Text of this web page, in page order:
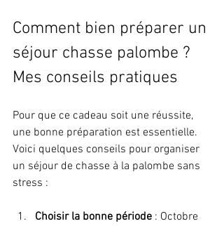
Comment bien préparer un
séjour chasse palombe ?
Mes conseils pratiques
Pour que ce cadeau soit une réussite,
une bonne préparation est essentielle.
Voici quelques conseils pour organiser
un séjour de chasse à la palombe sans
stress :
Choisir la bonne période : Octobre